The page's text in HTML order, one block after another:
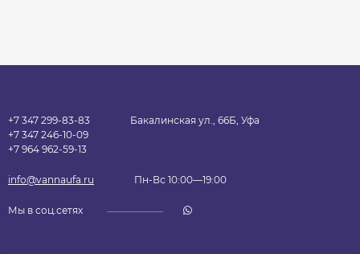
+7 347 299-83-83
+7 347 246-10-09
+7 964 962-59-13
Бакалинская ул., 66Б, Уфа
info@vannaufa.ru Пн-Вс 10:00—19:00
Мы в соц.сетях